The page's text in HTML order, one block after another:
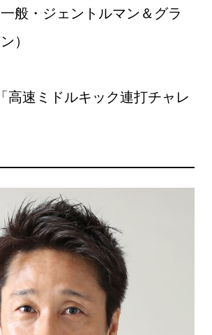
般・ジェントルマン＆グラ
）
速ミドルキック連打チャレ